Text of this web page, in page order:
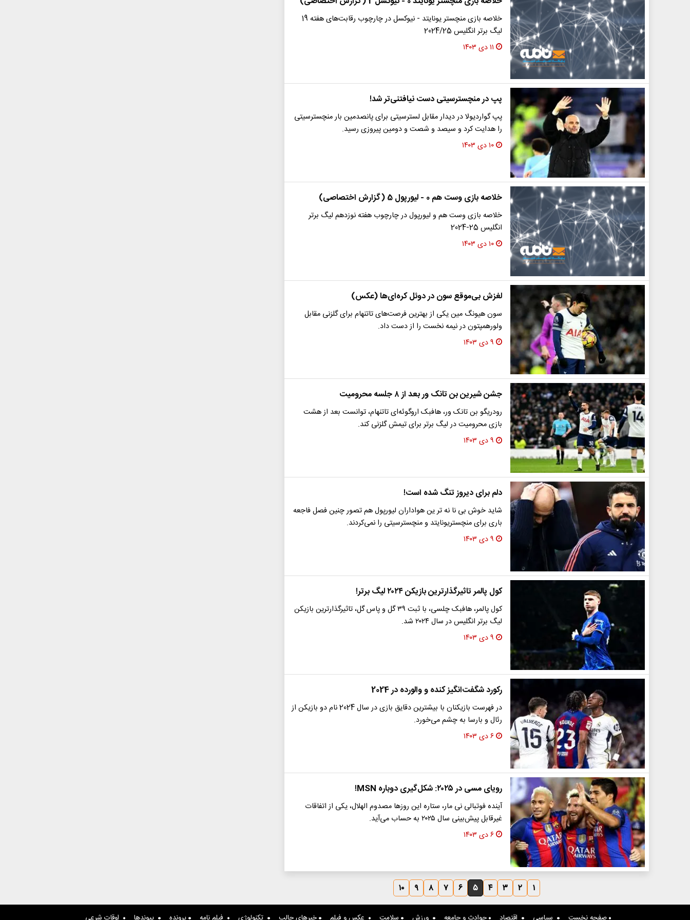
خلاصه بازی منچستر یونایتد - نیوکسل در چارچوب رقابت‌های هفته 19
لیگ برتر انگلیس 2024/25
۱۱ دی ۱۴۰۳
پپ در منچسترسیتی دست نیافتنی‌تر شد!
پپ گواردیولا در دیدار مقابل لسترسیتی برای پانصدمین بار منچسترسیتی
را هدایت کرد و سیصد و شصت و دومین پیروزی رسید.
۱۰ دی ۱۴۰۳
خلاصه بازی وست هم 0 - لیورپول 5 (گزارش اختصاصی)
خلاصه بازی وست هم و لیورپول در چارچوب هفته نوزدهم لیگ برتر
انگلیس 25-2024
۱۰ دی ۱۴۰۳
لغزش بی‌موقع سون در دوئل کره‌ای‌ها (عکس)
سون هیونگ مین یکی از بهترین فرصت‌های تاتنهام برای گلزنی مقابل
ولورهمپتون در نیمه نخست را از دست داد.
۹ دی ۱۴۰۳
جشن شیرین بن تانک ور بعد از ۸ جلسه محرومیت
رودریگو بن تانک ور، هافبک اروگوئه‌ای تاتنهام، توانست بعد از هشت
بازی محرومیت در لیگ برتر برای تیمش گلزنی کند.
۹ دی ۱۴۰۳
دلم برای دیروز تنگ شده است!
شاید خوش بی نا نه تر ین هواداران لیورپول هم تصور چنین فصل فاجعه
باری برای منچستریونایتد و منچسترسیتی را نمی‌کردند.
۹ دی ۱۴۰۳
کول پالمر تاثیرگذارترین بازیکن ۲۰۲۴ لیگ برتر!
کول پالمر، هافبک چلسی، با ثبت ۳۹ گل و پاس گل، تاثیرگذارترین بازیکن
لیگ برتر انگلیس در سال ۲۰۲۴ شد.
۹ دی ۱۴۰۳
رکورد شگفت‌انگیز کنده و والورده در 2024
در فهرست بازیکنان با بیشترین دقایق بازی در سال 2024 نام دو بازیکن از
رئال و بارسا به چشم می‌خورد.
۶ دی ۱۴۰۳
رویای مسی در ۲۰۲۵: شکل‌گیری دوباره MSN!
آینده فوتبالی نی مار، ستاره این روزها مصدوم الهلال، یکی از اتفاقات
غیرقابل پیش‌بینی سال ۲۰۲۵ به حساب می‌آید.
۶ دی ۱۴۰۳
۱ ۲ ۳ ۴ ۵ ۶ ۷ ۸ ۹ ۱۰